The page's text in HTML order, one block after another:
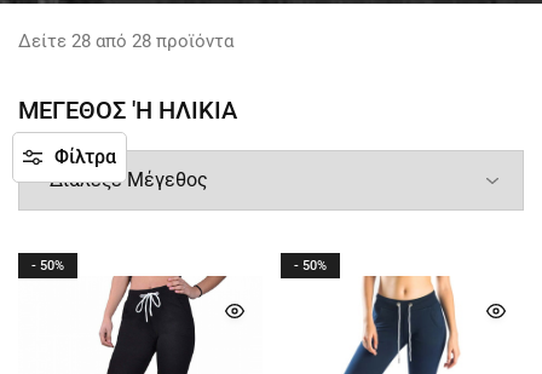
Φίλτρα
Δείτε 28 από 28 προϊόντα
ΜΕΓΕΘΟΣ 'Η ΗΛΙΚΙΑ
- 50% - 50%